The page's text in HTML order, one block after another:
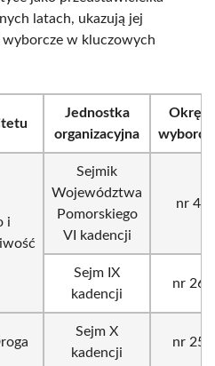
latach, ukazują jej
w kluczowych
Jednostka
organizacyjna
Okręg
i
Sejmik
Województwa
Pomorskiego
VI kadencji
nr 4
Sejm IX
kadencji
nr 26
Sejm X
kadencji
nr 25